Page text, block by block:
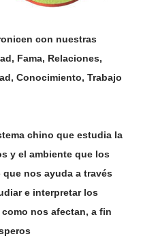
con nuestras
Fama, Relaciones,
Conocimiento, Trabajo
chino que estudia la
y el ambiente que los
nos ayuda a través
e interpretar los
como nos afectan, a fin